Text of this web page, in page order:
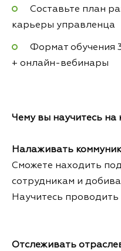
Составьте план
карьеры управленца
Формат обучения
+ онлайн-вебинары
Чему вы научитесь на
Налаживать
Сможете находить
сотрудникам и
Научитесь
Отслеживать